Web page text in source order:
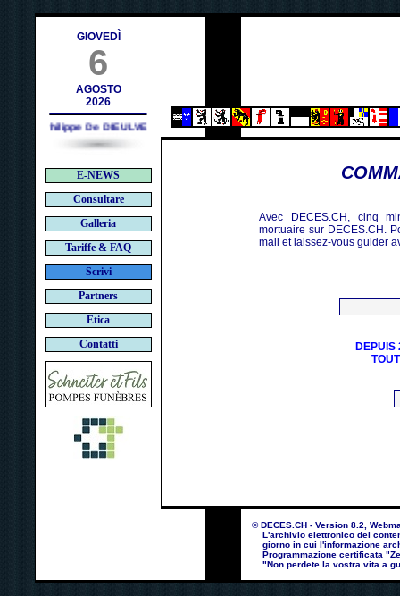
GIOVEDÌ
6
AGOSTO
2026
Philippe De DIEULVEULT (1985) - HIROSHIMA (1945)
E-NEWS
Consultare
Galleria
Tariffe & FAQ
Scrivi
Partners
Etica
Contatti
Avec DECES.CH, cinq
mortuaire sur DECES.CH.
mail et laissez-vous guider
DEPUIS
© DECES.CH - Version 8.2,
L'archivio elettronico del
giorno in cui l'informazione
Programmazione certificata
"Non perdete la vostra vita a